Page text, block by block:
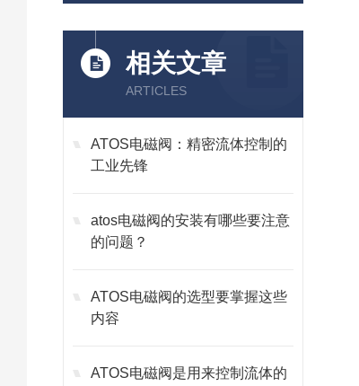
相关文章
ARTICLES
ATOS电磁阀：精密流体控制的
工业先锋
atos电磁阀的安装有哪些要注意
的问题？
ATOS电磁阀的选型要掌握这些
内容
ATOS电磁阀是用来控制流体的